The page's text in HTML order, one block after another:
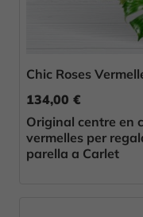
Chic Roses
134,00 €
Original centre en
vermelles per
parella a Carlet